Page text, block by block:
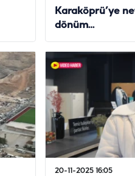
Karaköprü’ye
dönüm…
20-11-2025 16:05